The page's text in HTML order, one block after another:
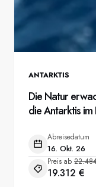
ANTARKTIS
Die Natur
die Antarktis im
Abreisedatum
16. Okt. 26
Preis ab
19.312 €